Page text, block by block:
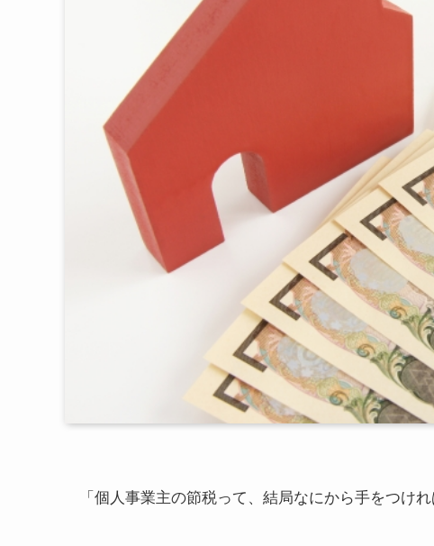
「個人事業主の節税って、結局なにから手をつ